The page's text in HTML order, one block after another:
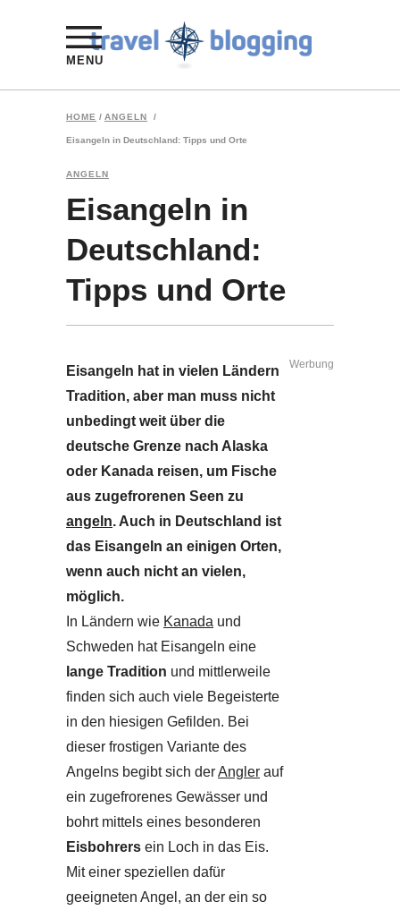
MENU
HOME / ANGELN /
Eisangeln in Deutschland: Tipps und Orte
ANGELN
Eisangeln in
Deutschland:
Tipps und Orte
Eisangeln hat in vielen Ländern
Tradition, aber man muss nicht
unbedingt weit über die
deutsche Grenze nach Alaska
oder Kanada reisen, um Fische
aus zugefrorenen Seen zu
angeln. Auch in Deutschland ist
das Eisangeln an einigen Orten,
wenn auch nicht an vielen,
möglich.
In Ländern wie Kanada und
Schweden hat Eisangeln eine
lange Tradition und mittlerweile
finden sich auch viele Begeisterte
in den hiesigen Gefilden. Bei
dieser frostigen Variante des
Angelns begibt sich derAngler auf
ein zugefrorenes Gewässer und
bohrt mittels eines besonderen
Eisbohrers ein Loch in das Eis.
Mit einer speziellen dafür
geeigneten Angel, an der ein so
Werbung